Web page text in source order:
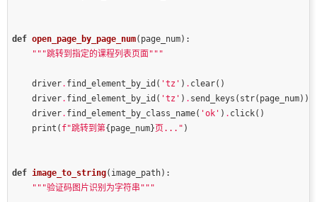
def open_page_by_page_num(page_num) :
"""跳转到指定的课程列表页面"""
    driver
. find_element_by_id( 'tz' ) .
    driver
. find_element_by_id( 'tz' ) .
    driver
. find_element_by_class_name( 'ok' ) .
    print(
f"跳转到第{ page_num} 页..."
def image_to_string(image_path) :
"""验证码图片识别为字符串"""